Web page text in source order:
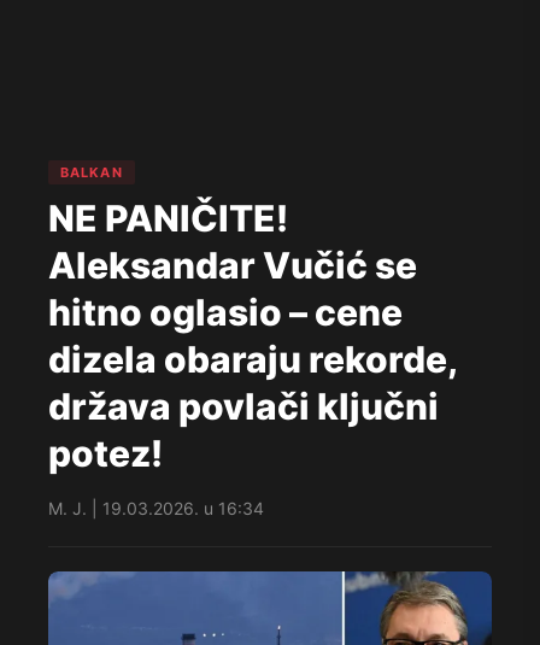
BALKAN
NE PANIČITE!
Aleksandar Vučić se
hitno oglasio – cene
dizela obaraju rekorde,
država povlači ključni
potez!
M. J. | 19.03.2026. u 16:34